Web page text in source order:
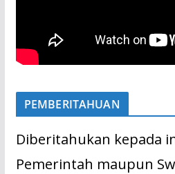
PEMBERITAHUAN
Diberitahukan kepada
Pemerintah maupun